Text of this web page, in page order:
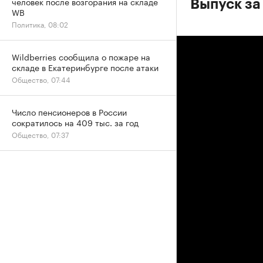
Выпуск
WB
Политика, 08:02
Wildberries сообщила о пожаре на
складе в Екатеринбурге после атаки
Общество, 07:44
Число пенсионеров в России
сократилось на 409 тыс. за год
Общество, 07:37